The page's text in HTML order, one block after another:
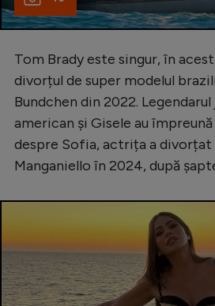
Tom Brady este singur, în
divorțul de super modelul
Bundchen din 2022.
american și Gisele au
despre Sofia, actrița a
Manganiello în 2024, după